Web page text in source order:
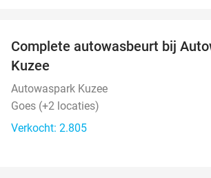
Complete autowasbeurt bij
Kuzee
Autowaspark Kuzee
Goes (+2 locaties)
Verkocht: 2.805